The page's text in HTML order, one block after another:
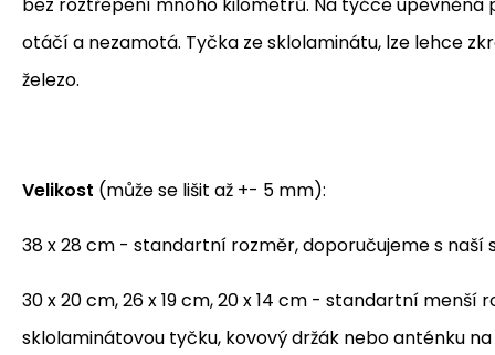
otáčí a nezamotá. Tyčka ze sklolaminátu, lze lehce
železo.
Velikost (může se lišit až +- 5 mm):
38 x 28 cm - standartní rozměr, doporučujeme s naší
30 x 20 cm, 26 x 19 cm, 20 x 14 cm - standartní menší
sklolaminátovou tyčku, kovový držák nebo anténku